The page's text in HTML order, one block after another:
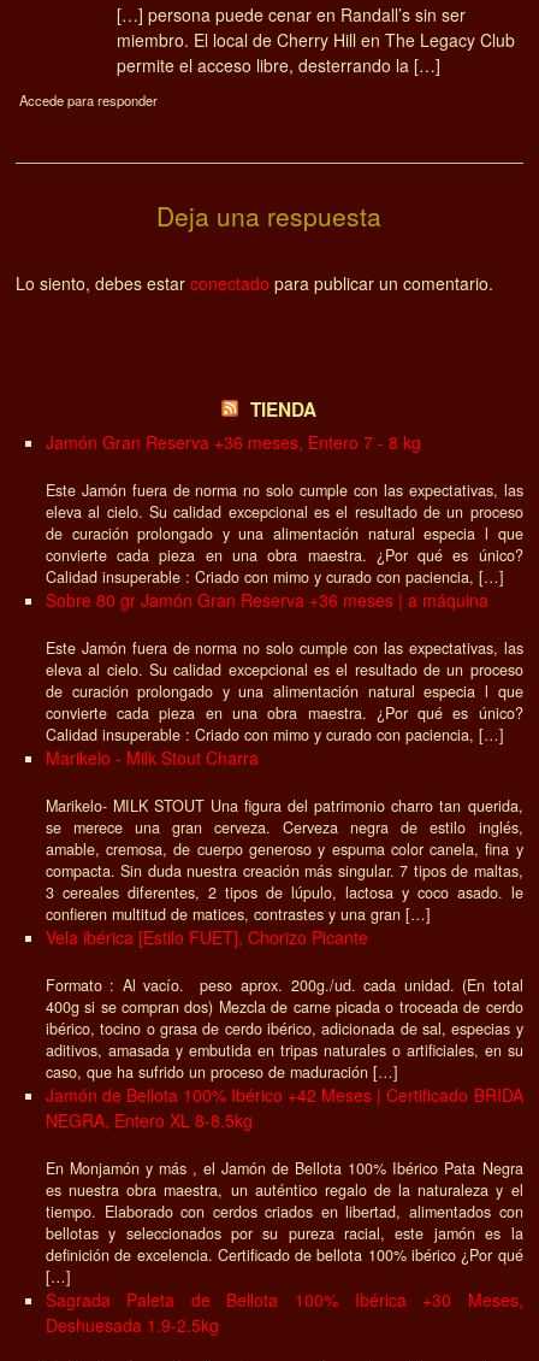
[…] persona puede cenar en Randall’s sin ser
miembro. El local de Cherry Hill en The Legacy Club
permite el acceso libre, desterrando la […]
Accede para responder
Deja una respuesta
Lo siento, debes estarconectado para publicar un comentario.
TIENDA
Jamón Gran Reserva +36 meses, Entero 7 - 8 kg
Este Jamón fuera de norma no solo cumple con las expectativas, las
eleva al cielo. Su calidad excepcional es el resultado de un proceso
de curación prolongado y una alimentación natural especia l que
convierte cada pieza en una obra maestra. ¿Por qué es único?
Calidad insuperable : Criado con mimo y curado con paciencia, […]
Sobre 80 gr Jamón Gran Reserva +36 meses | a máquina
Este Jamón fuera de norma no solo cumple con las expectativas, las
eleva al cielo. Su calidad excepcional es el resultado de un proceso
de curación prolongado y una alimentación natural especia l que
convierte cada pieza en una obra maestra. ¿Por qué es único?
Calidad insuperable : Criado con mimo y curado con paciencia, […]
Marikelo - Milk Stout Charra
Marikelo- MILK STOUT Una figura del patrimonio charro tan querida,
se merece una gran cerveza. Cerveza negra de estilo inglés,
amable, cremosa, de cuerpo generoso y espuma color canela, fina y
compacta. Sin duda nuestra creación más singular. 7 tipos de maltas,
3 cereales diferentes, 2 tipos de lúpulo, lactosa y coco asado. le
confieren multitud de matices, contrastes y una gran […]
Vela ibérica [Estilo FUET], Chorizo Picante
Formato : Al vacío. peso aprox. 200g./ud. cada unidad. (En total
400g si se compran dos) Mezcla de carne picada o troceada de cerdo
ibérico, tocino o grasa de cerdo ibérico, adicionada de sal, especias y
aditivos, amasada y embutida en tripas naturales o artificiales, en su
caso, que ha sufrido un proceso de maduración […]
Jamón de Bellota 100% Ibérico +42 Meses | Certificado BRIDA
NEGRA, Entero XL 8-8.5kg
En Monjamón y más , el Jamón de Bellota 100% Ibérico Pata Negra
es nuestra obra maestra, un auténtico regalo de la naturaleza y el
tiempo. Elaborado con cerdos criados en libertad, alimentados con
bellotas y seleccionados por su pureza racial, este jamón es la
definición de excelencia. Certificado de bellota 100% ibérico ¿Por qué
[…]
Sagrada Paleta de Bellota 100% Ibérica +30 Meses,
Deshuesada 1.9-2.5kg